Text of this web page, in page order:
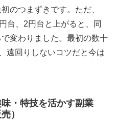
のつまずきです。ただ、
台、2円台と上がると、同
変わりました。最初の数十
遠回りしないコツだと今は
・特技を活かす副業
）